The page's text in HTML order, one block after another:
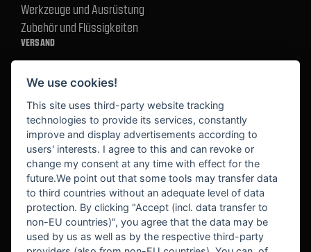
Werkzeuge und Ausrüstung
Zubehör und Flüssigkeiten
VERSAND
BEKANNT AUS
We use cookies!
This site uses third-party website tracking
technologies to provide its services, constantly
improve and display advertisements according to
users' interests. I agree to this and can revoke or
change my consent at any time with effect for the
future.We point out that some tools may transfer data
to third countries without an adequate level of data
protection. By clicking "Accept (incl. data transfer to
non-EU countries)", you agree that the data may be
used by us as well as by the respective third-party